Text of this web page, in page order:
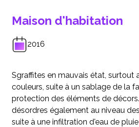
Maison d'habitation
2016
Sgraffites en mauvais état, surtout
couleurs, suite à un sablage de la
protection des éléments de
désordres également au niveau
suite à une infiltration d'eau de